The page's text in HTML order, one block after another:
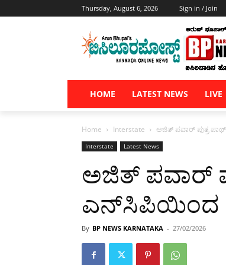
Thursday, August 6, 2026 Sign in / Join
HOME LATEST NEWS LIVE
Home Interstate ಅಜಿತ್ ಪವಾರ್ ಪುತ್ರ
Interstate Latest News
ಅಜಿತ್ ಪವಾರ್
ಎನ್‌ಸಿಪಿಯಿಂದ
By BP NEWS KARNATAKA - 27/02/2026